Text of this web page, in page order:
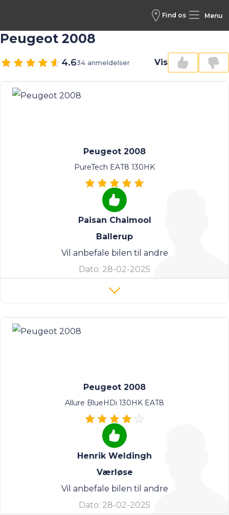
Find os Menu
Peugeot 2008
4.634 anmeldelser Vis
Peugeot 2008
PureTech EAT8 130HK
Paisan Chaimool
Ballerup
Vil anbefale bilen til andre
Dato: 28-02-2025
Peugeot 2008
Allure BlueHDi 130HK EAT8
Henrik Weldingh
Værløse
Vil anbefale bilen til andre
Dato: 28-02-2025